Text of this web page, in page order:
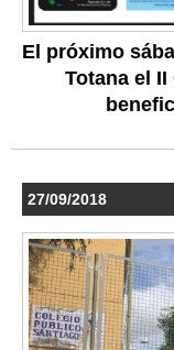
El próximo
Totana el
27/09/2018